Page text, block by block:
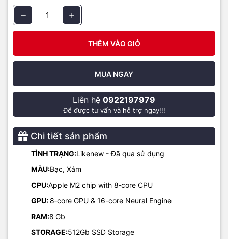
THÊM VÀO GIỎ
MUA NGAY
Liên hệ 0922197979
Để được tư vấn và hỗ trợ ngay!!!
Chi tiết sản phẩm
TÌNH TRẠNG:Likenew - Đã qua sử dụng
MÀU:Bạc, Xám
CPU:Apple M2 chip with 8‑core CPU
GPU:8‑core GPU & 16-core Neural Engine
RAM:8 Gb
STORAGE:512Gb SSD Storage
Cho hiển thị màu sắc sống động
Sản phẩm được trang bị công nghệ độc quyền, với hàng triệu màu
sắc khác nhau trên một khung hình. Người dùng như đang lạc vào
thế giới ảo đầy sống động, chân thật khi xem phim, chiến game
cùng với bạn bè, gia đình.